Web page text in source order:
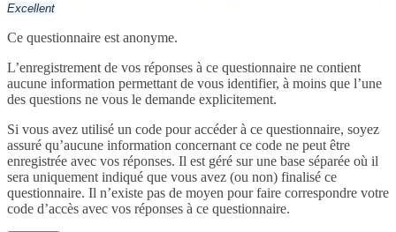
Excellent
Ce questionnaire est anonyme.
L’enregistrement de vos réponses à ce questionnaire ne contient
aucune information permettant de vous identifier, à moins que l’une
des questions ne vous le demande explicitement.
Si vous avez utilisé un code pour accéder à ce questionnaire, soyez
assuré qu’aucune information concernant ce code ne peut être
enregistrée avec vos réponses. Il est géré sur une base séparée où il
sera uniquement indiqué que vous avez (ou non) finalisé ce
questionnaire. Il n’existe pas de moyen pour faire correspondre votre
code d’accès avec vos réponses à ce questionnaire.